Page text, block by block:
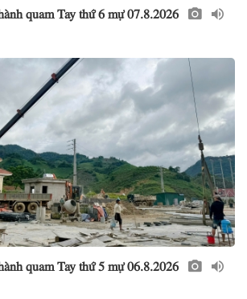
quam Tay thứ 6 mự 07.8.2026
quam Tay thứ 5 mự 06.8.2026